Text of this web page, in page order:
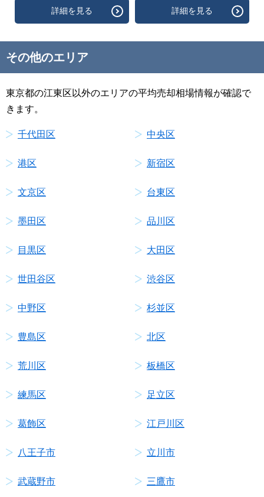
詳細を見る 詳細を見る
その他のエリア
東京都の江東区以外のエリアの平均売却相場情報が確認で
きます。
千代田区 中央区
港区 新宿区
文京区 台東区
墨田区 品川区
目黒区 大田区
世田谷区 渋谷区
中野区 杉並区
豊島区 北区
荒川区 板橋区
練馬区 足立区
葛飾区 江戸川区
八王子市 立川市
武蔵野市 三鷹市